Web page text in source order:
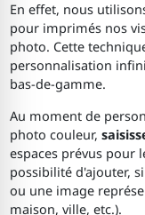
En effet, nous
pour imprimés nos
photo. Cette
personnalisation
bas-de-gamme.
Au moment de
photo couleur,
espaces prévus pour
possibilité d'ajouter,
ou une image
maison, ville, etc.).